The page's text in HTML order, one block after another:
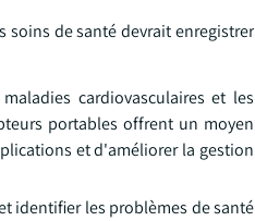
soins de santé devrait enregistrer
cardiovasculaires et les
portables offrent un moyen
et d'améliorer la gestion
identifier les problèmes de santé